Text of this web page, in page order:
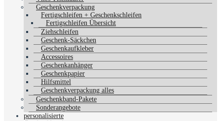
Geschenkverpackung
Fertigschleifen + Geschenkschleifen
Fertigschleifen Übersicht
Ziehschleifen
Geschenk-Säckchen
Geschenkaufkleber
Accessoires
Geschenkanhänger
Geschenkpapier
Hilfsmittel
Geschenkverpackung alles
Geschenkband-Pakete
Sonderangebote
personalisierte